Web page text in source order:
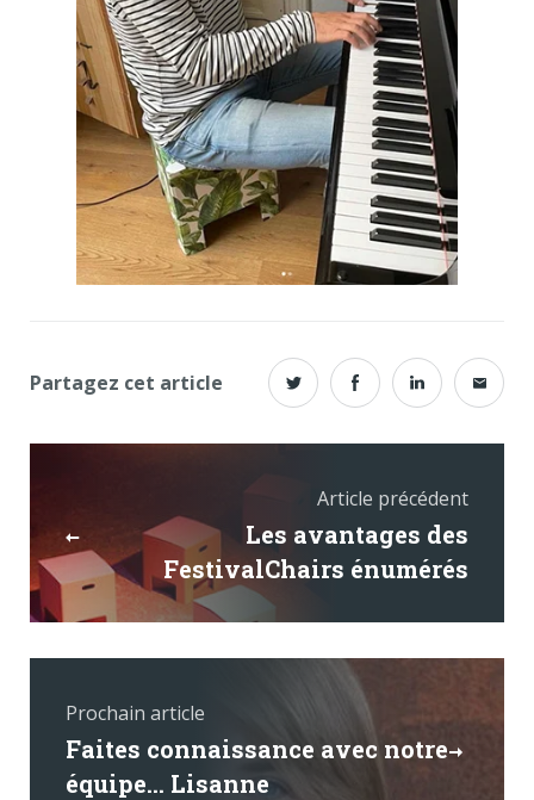
Partagez cet article
Article précédent
Les avantages des
FestivalChairs énumérés
Prochain article
Faites connaissance avec notre
équipe... Lisanne